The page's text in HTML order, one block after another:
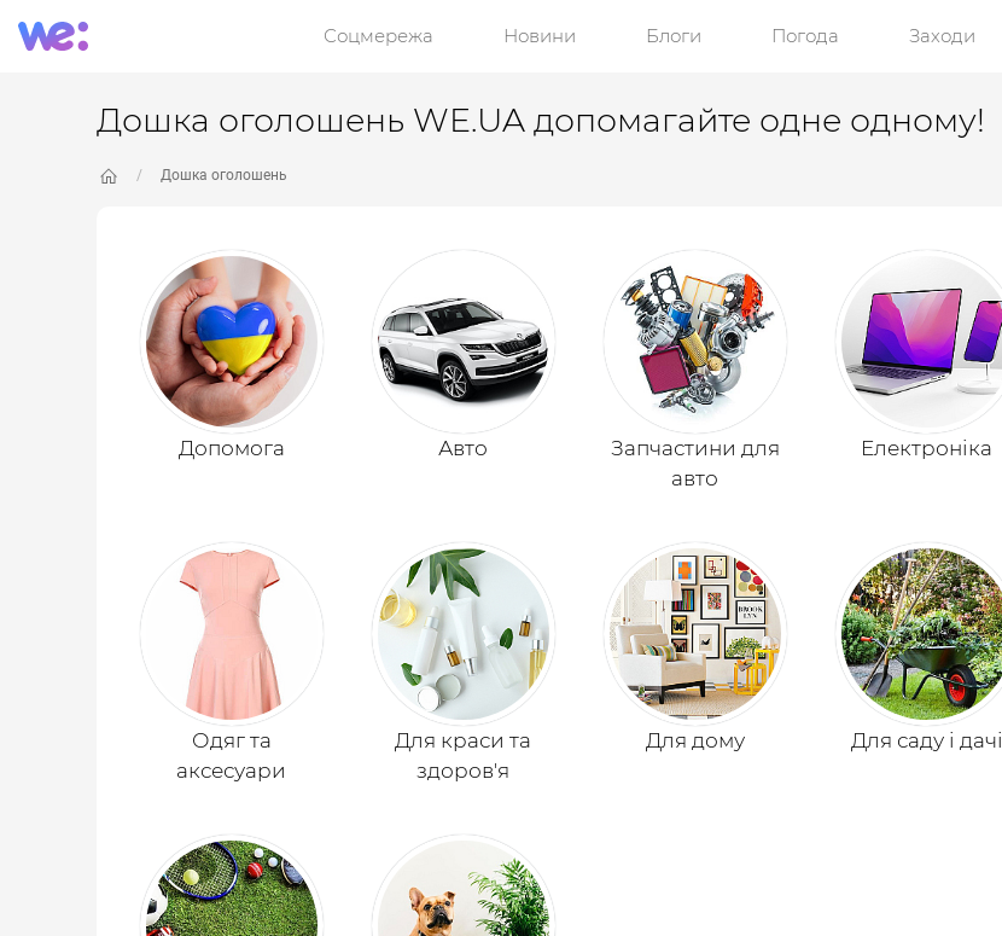
Соцмережа Новини Блоги Погода Заходи
Дошка оголошень WE.UA допомагайте одне одному!
Дошка оголошень
Допомога Авто
Запчастини для
авто
Електроніка
Одяг та
аксесуари
Для краси та
здоров'я
Для дому Для саду і дачі